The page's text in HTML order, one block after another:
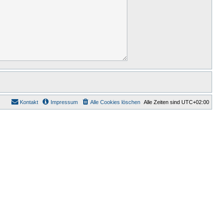
Alle Zeiten sind UTC+02:00
Alle Cookies löschen
Impressum
Kontakt